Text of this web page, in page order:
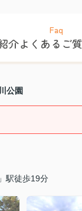
介
Faq
よくあるご
公園
駅徒歩19分